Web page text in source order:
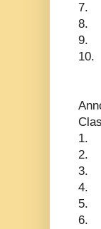
7.
8.
9.
10.
1.
2.
3.
4.
5.
6.